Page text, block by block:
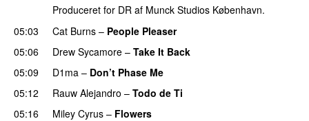
Produceret for DR af Munck Studios København.
05:03
Cat Burns – People Pleaser
05:06
Drew Sycamore – Take It Back
05:09
D1ma – Don’t Phase Me
05:12
Rauw Alejandro – Todo de Ti
05:16
Miley Cyrus – Flowers